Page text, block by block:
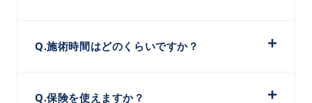
Q.施術時間はどのくらいですか？
Q.保険を使えますか？